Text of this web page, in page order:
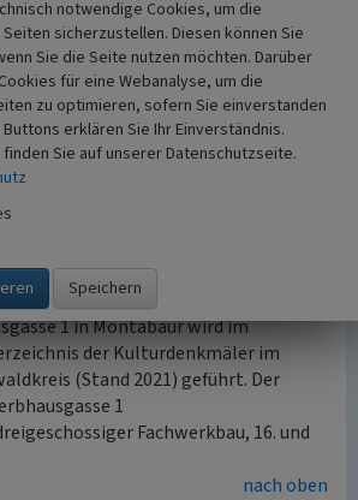
Jahre 1899 wurde das ehemalige
(Ahlen) durch Stadtratsbeschluss
Vor der grundlegenden
Anfang der 1980er Jahre war
mit Stall und zur Judengasse
(Werkstatt) genutzt. Der
Stefan Wild erwarb im Jahr 1982
umfassend renoviert wurde. Das
seit dem Jahr 2014 Wohnungen in
ein Architekturbüro, eine Praxis
Erdgeschoss.
1 in Montabaur wird im
der Kulturdenkmäler im
(Stand 2021) geführt. Der
1
Fachwerkbau, 16. und
nach oben
notwendige Cookies, um die
sicherzustellen. Diesen können Sie
Sie die Seite nutzen möchten. Darüber
für eine Webanalyse, um die
zu optimieren, sofern Sie einverstanden
erklären Sie Ihr Einverständnis.
Sie auf unserer Datenschutzseite.